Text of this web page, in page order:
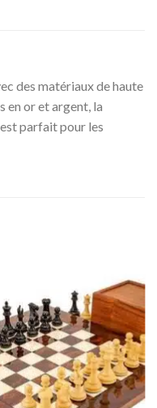
des matériaux de haute
en or et argent, la
parfait pour les